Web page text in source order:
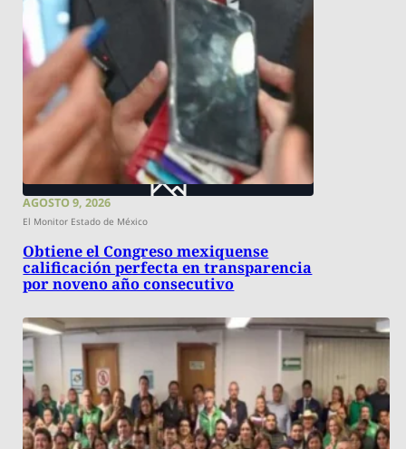
AGOSTO 9, 2026
El Monitor Estado de México
Obtiene el Congreso mexiquense
calificación perfecta en transparencia
por noveno año consecutivo